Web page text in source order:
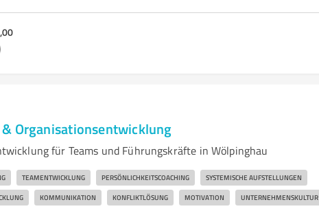
& Organisationsentwicklung
für Teams und Führungskräfte in Wölpinghau
TEAMENTWICKLUNG PERSÖNLICHKEITSCOACHING SYSTEMISCHE AUFSTELLUNGEN
KOMMUNIKATION KONFLIKTLÖSUNG MOTIVATION UNTERNEHMENSKULTUR